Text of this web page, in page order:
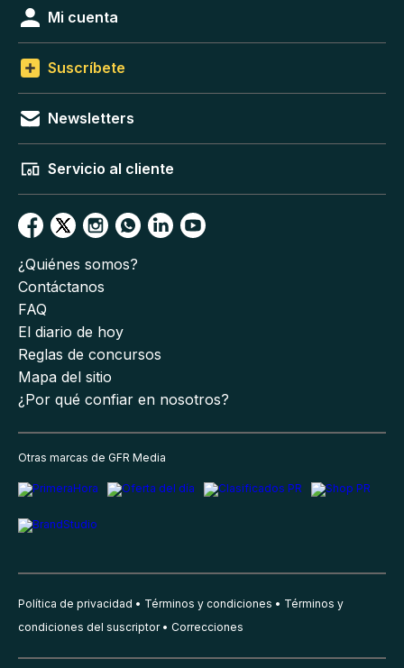
Mi cuenta
Suscríbete
Newsletters
Servicio al cliente
¿Quiénes somos?
Contáctanos
FAQ
El diario de hoy
Reglas de concursos
Mapa del sitio
¿Por qué confiar en nosotros?
Otras marcas de GFR Media
Política de privacidad Términos y condiciones
Términos y
condiciones del suscriptor
Correcciones